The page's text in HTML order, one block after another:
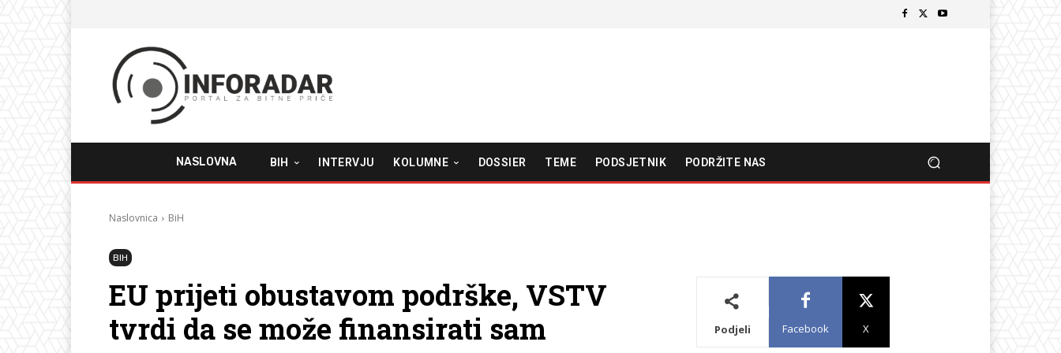
NASLOVNA BIH INTERVJU KOLUMNE DOSSIER TEME PODSJETNIK PODRŽITE NAS
Naslovnica BiH
BIH
EU prijeti obustavom podrške, VSTV
tvrdi da se može finansirati sam
Podjeli Facebook X